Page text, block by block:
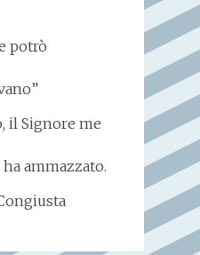
potrò
il Signore me
ammazzato.